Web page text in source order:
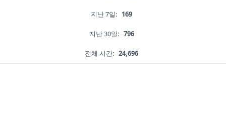
지난 7일: 169
지난 30일: 796
전체 시간: 24,696